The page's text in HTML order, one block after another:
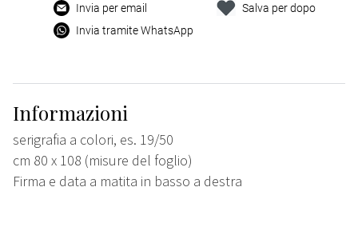
Invia per email
Invia tramite WhatsApp
Salva per dopo
Informazioni
serigrafia a colori, es. 19/50
cm 80 x 108 (misure del foglio)
Firma e data a matita in basso a destra